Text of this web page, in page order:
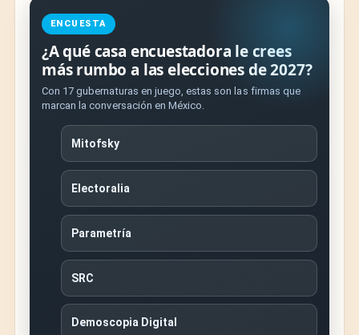
ENCUESTA
¿A qué casa encuestadora le crees
más rumbo a las elecciones de 2027?
Con 17 gubernaturas en juego, estas son las firmas que
marcan la conversación en México.
Mitofsky
Electoralia
Parametría
SRC
Demoscopia Digital